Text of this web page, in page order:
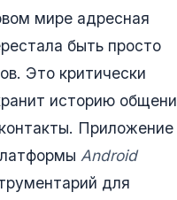
мире адресная
быть просто
Это критически
историю
Приложение
Android
для